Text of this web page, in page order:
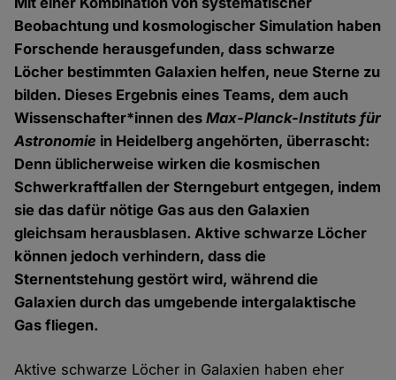
Beobachtung und kosmologischer Simulation haben
Forschende herausgefunden, dass schwarze
Löcher bestimmten Galaxien helfen, neue Sterne zu
bilden. Dieses Ergebnis eines Teams, dem auch
Wissenschafter*innen desMax-Planck-Instituts für
Astronomie in Heidelberg angehörten, überrascht:
Denn üblicherweise wirken die kosmischen
Schwerkraftfallen der Sterngeburt entgegen, indem
sie das dafür nötige Gas aus den Galaxien
gleichsam herausblasen. Aktive schwarze Löcher
können jedoch verhindern, dass die
Sternentstehung gestört wird, während die
Galaxien durch das umgebende intergalaktische
Gas fliegen.
Aktive schwarze Löcher in Galaxien haben eher